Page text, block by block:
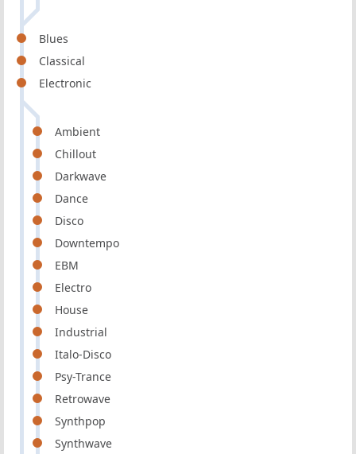
Blues
Classical
Electronic
Ambient
Chillout
Darkwave
Dance
Disco
Downtempo
EBM
Electro
House
Industrial
Italo-Disco
Psy-Trance
Retrowave
Synthpop
Synthwave